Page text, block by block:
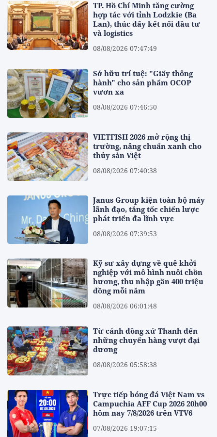
TP. Hồ Chí Minh tăng cường
hợp tác với tỉnh Lodzkie (Ba
Lan), thúc đẩy kết nối đầu tư
và logistics
08/08/2026 07:47:49
Sở hữu trí tuệ: "Giấy thông
hành" cho sản phẩm OCOP
vươn xa
08/08/2026 07:46:50
VIETFISH 2026 mở rộng thị
trường, nâng chuẩn xanh cho
thủy sản Việt
08/08/2026 07:40:38
Janus Group kiện toàn bộ máy
lãnh đạo, tăng tốc chiến lược
phát triển đa lĩnh vực
08/08/2026 07:39:53
Kỹ sư xây dựng về quê khởi
nghiệp với mô hình nuôi chồn
hương, thu nhập gần 400 triệu
đồng mỗi năm
08/08/2026 06:01:48
Từ cánh đồng xứ Thanh đến
những chuyến hàng vượt đại
dương
08/08/2026 05:58:38
Trực tiếp bóng đá Việt Nam vs
Campuchia AFF Cup 2026 20h00
hôm nay 7/8/2026 trên VTV6
07/08/2026 19:07:15